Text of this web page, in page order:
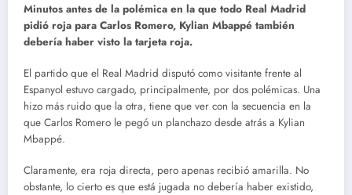
Minutos antes de la polémica en la que todo Real Madrid
pidió roja para Carlos Romero, Kylian Mbappé también
debería haber visto la tarjeta roja.
El partido que el Real Madrid disputó como visitante frente al
Espanyol estuvo cargado, principalmente, por dos polémicas. Una
hizo más ruido que la otra, tiene que ver con la secuencia en la
que Carlos Romero le pegó un planchazo desde atrás a Kylian
Mbappé.
Claramente, era roja directa, pero apenas recibió amarilla. No
obstante, lo cierto es que está jugada no debería haber existido,